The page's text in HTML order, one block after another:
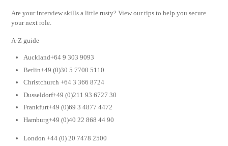
Are your interview skills a little rusty? View our tips to help you secure
your next role.
A-Z guide
Auckland+64 9 303 9093
Berlin+49 (0)30 5 7700 5110
Christchurch +64 3 366 8724
Dusseldorf+49 (0)211 93 6727 30
Frankfurt+49 (0)69 3 4877 4472
Hamburg+49 (0)40 22 868 44 90
London +44 (0) 20 7478 2500